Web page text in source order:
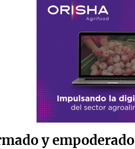
y empoderado